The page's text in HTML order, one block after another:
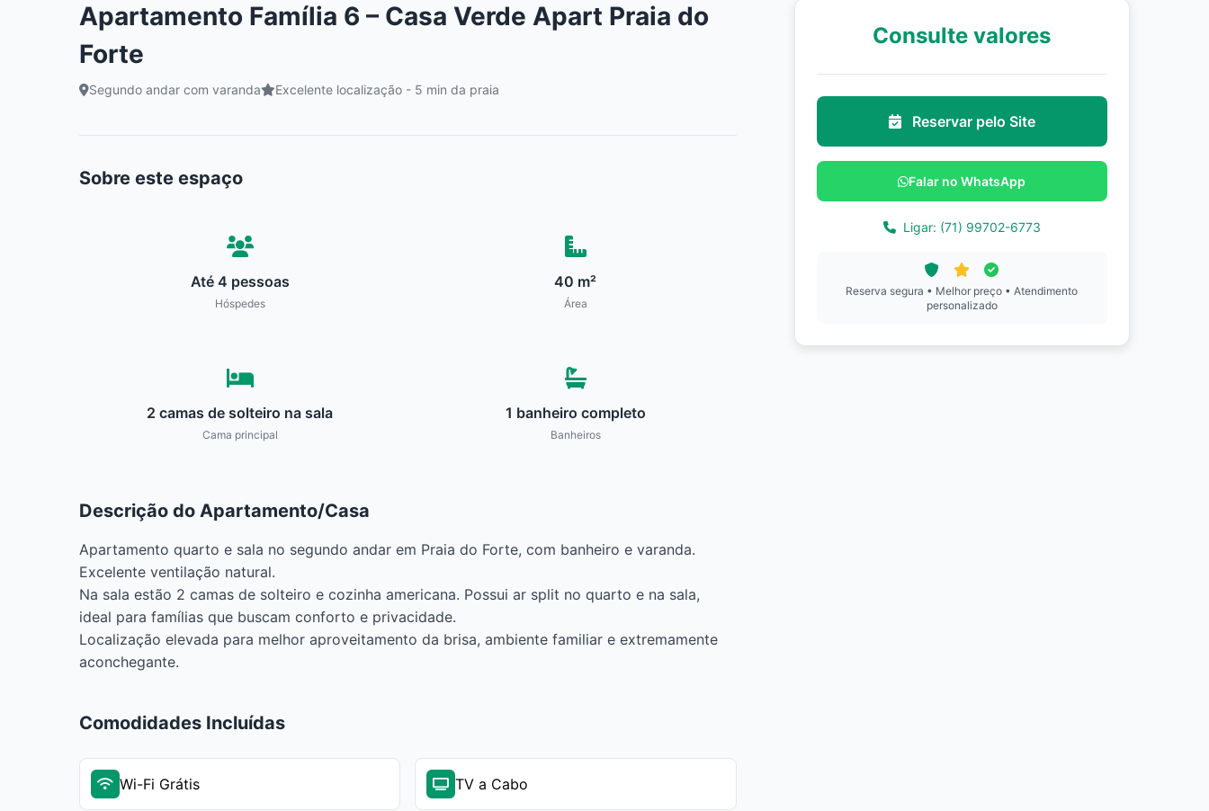
Apartamento Família 6 – Casa Verde Apart Praia do
Forte
Segundo andar com varanda Excelente localização - 5 min da praia
Sobre este espaço
Até 4 pessoas
Hóspedes
40 m²
Área
2 camas de solteiro na sala
Cama principal
1 banheiro completo
Banheiros
Descrição do Apartamento/Casa
Apartamento quarto e sala no segundo andar em Praia do Forte, com banheiro e varanda.
Excelente ventilação natural.
Na sala estão 2 camas de solteiro e cozinha americana. Possui ar split no quarto e na sala,
ideal para famílias que buscam conforto e privacidade.
Localização elevada para melhor aproveitamento da brisa, ambiente familiar e extremamente
aconchegante.
Comodidades Incluídas
Wi-Fi Grátis TV a Cabo
Consulte valores
Reservar pelo Site
Falar no WhatsApp
Ligar: (71) 99702-6773
Reserva segura • Melhor preço • Atendimento
personalizado